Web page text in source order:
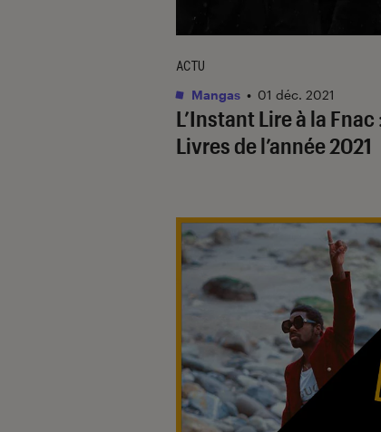
L’Instant Lire à la Fnac
Livres de l’année 2021
ACTU
Mangas • 01 déc. 2021